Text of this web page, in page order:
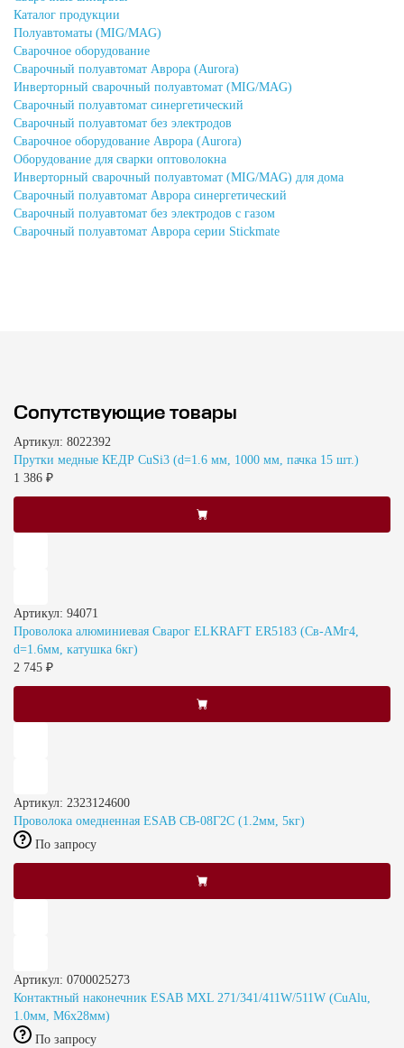
Каталог продукции
Полуавтоматы (MIG/MAG)
Сварочное оборудование
Сварочный полуавтомат Аврора (Aurora)
Инверторный сварочный полуавтомат (MIG/MAG)
Сварочный полуавтомат синергетический
Сварочный полуавтомат без электродов
Сварочное оборудование Аврора (Aurora)
Оборудование для сварки оптоволокна
Инверторный сварочный полуавтомат (MIG/MAG) для дома
Сварочный полуавтомат Аврора синергетический
Сварочный полуавтомат без электродов с газом
Сварочный полуавтомат Аврора серии Stickmate
Сопутствующие товары
Артикул: 8022392
Прутки медные КЕДР CuSi3 (d=1.6 мм, 1000 мм, пачка 15 шт.)
1 386 ₽
Артикул: 94071
Проволока алюминиевая Сварог ELKRAFT ER5183 (Св-АМг4,
d=1.6мм, катушка 6кг)
2 745 ₽
Артикул: 2323124600
Проволока омедненная ESAB СВ-08Г2С (1.2мм, 5кг)
По запросу
Артикул: 0700025273
Контактный наконечник ESAB MXL 271/341/411W/511W (CuAlu,
1.0мм, М6x28мм)
По запросу